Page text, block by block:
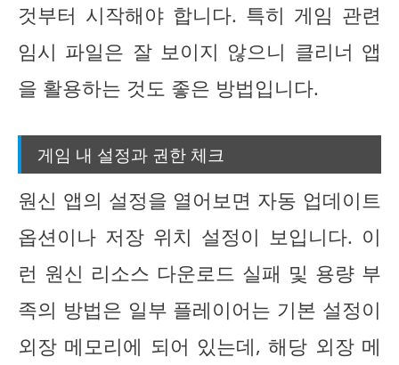
것부터 시작해야 합니다. 특히 게임 관련
임시 파일은 잘 보이지 않으니 클리너 앱
을 활용하는 것도 좋은 방법입니다.
게임 내 설정과 권한 체크
원신 앱의 설정을 열어보면 자동 업데이트
옵션이나 저장 위치 설정이 보입니다. 이
런 원신 리소스 다운로드 실패 및 용량 부
족의 방법은 일부 플레이어는 기본 설정이
외장 메모리에 되어 있는데, 해당 외장 메